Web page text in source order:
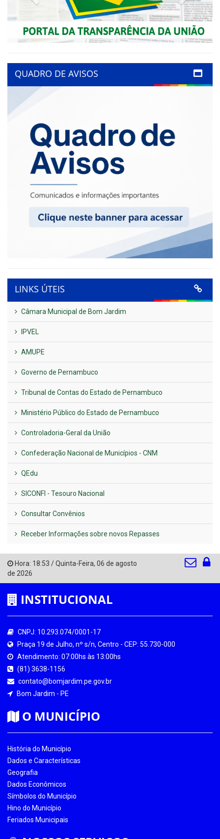
QUADRO DE AVISOS
LINKS ÚTEIS
Câmara Municipal de Bom Jardim
IPVEL
AMUPE
Governo de Pernambuco
Tribunal de Contas do Estado de Pernambuco
Ministério Público do Estado de Pernambuco
Controladoria-Geral da União
Confederação Nacional de Municípios - CNM
QEdu
SICONFI - Tesouro Nacional
Consultar Convênios
Receber Informações sobre novos Repasses
Hora: 18:53 /Quinta-Feira, 06 de agosto
de 2026
INSTITUCIONAL
CNPJ: 10.293.074/0001-17
Praça 19 de Julho, nº s/n, Centro - CEP: 55.730-000
Atendimento: 07:00hs às 13:00hs
(81) 3638-1156
contato@bomjardim.pe.gov.br
Bom Jardim - PE
O MUNICÍPIO
História do Município
Dados e Características
Geografia
Dados Econômicos
Símbolos do Município
Hino do Município
Feriados Municipais